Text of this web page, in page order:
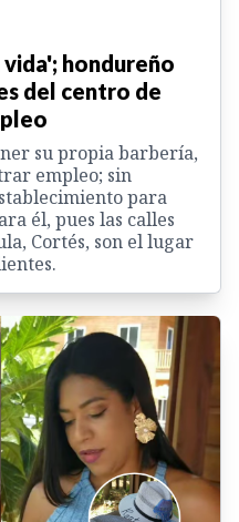
hondureño
del centro de
su propia barbería,
empleo; sin
para
él, pues las calles
Cortés, son el lugar